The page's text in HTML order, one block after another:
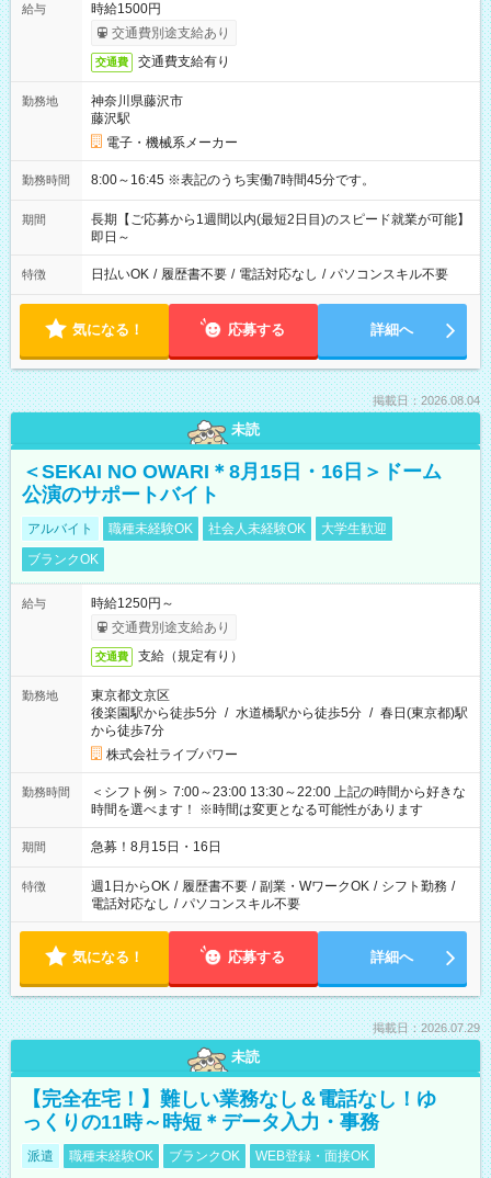
給与
時給1500円
交通費別途支給あり
交通費 交通費支給有り
勤務地
神奈川県藤沢市
藤沢駅
電子・機械系メーカー
勤務時間 8:00～16:45 ※表記のうち実働7時間45分です。
期間
長期【ご応募から1週間以内(最短2日目)のスピード就業が可能】
即日～
特徴 日払いOK / 履歴書不要 / 電話対応なし / パソコンスキル不要
気になる！ 応募する 詳細へ
掲載日：2026.08.04
未読
＜SEKAI NO OWARI＊8月15日・16日＞ドーム
公演のサポートバイト
アルバイト 職種未経験OK 社会人未経験OK
大学生歓迎
ブランクOK
給与
時給1250円～
交通費別途支給あり
交通費 支給（規定有り）
勤務地
東京都文京区
後楽園駅から徒歩5分 / 水道橋駅から徒歩5分 / 春日(東京都)駅
から徒歩7分
株式会社ライブパワー
勤務時間
＜シフト例＞ 7:00～23:00 13:30～22:00 上記の時間から好きな
時間を選べます！ ※時間は変更となる可能性があります
期間 急募！8月15日・16日
特徴 週1日からOK / 履歴書不要 / 副業・WワークOK / シフト勤務 /
電話対応なし / パソコンスキル不要
気になる！ 応募する 詳細へ
掲載日：2026.07.29
未読
【完全在宅！】難しい業務なし＆電話なし！ゆ
っくりの11時～時短＊データ入力・事務
派遣 職種未経験OK ブランクOK WEB登録・面接OK